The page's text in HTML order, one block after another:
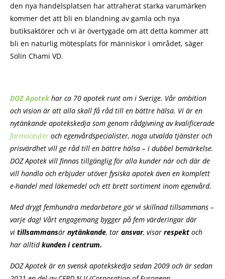
den nya handelsplatsen har attraherat starka varumärken
kommer det att bli en blandning av gamla och nya
butiksaktörer och vi är övertygade om att detta kommer att
bli en naturlig mötesplats för människor i området, säger
Solin Chami VD.
DOZ Apotek har ca 70 apotek runt om i Sverige. Vår ambition
och vision är att alla skall få råd till en bättre hälsa. Vi är en
nytänkande apotekskedja som genom rådgivning av kvalificerade
farmaceuter och egenvårdspecialister, noga utvalda tjänster och
prisvärdhet vill ge råd till en bättre hälsa – i dubbel bemärkelse.
DOZ Apotek vill finnas tillgänglig för alla kunder när och där de
vill handla och erbjuder utöver fysiska apotek även en komplett
e-handel med läkemedel och ett brett sortiment inom egenvård.
Med drygt femhundra medarbetare gör vi skillnad tillsammans –
varje dag! Vårt engagemang bygger på fem värderingar där
vi tillsammansär nytänkande, tar ansvar, visar respekt och
har alltidkunden i centrum.
DOZ Apotek är en svensk apotekskedja sedan 2009 och är sedan